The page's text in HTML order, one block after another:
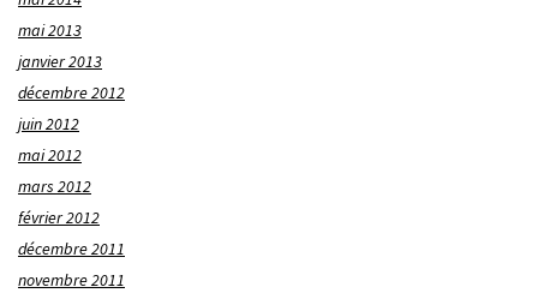
mai 2013
janvier 2013
décembre 2012
juin 2012
mai 2012
mars 2012
février 2012
décembre 2011
novembre 2011